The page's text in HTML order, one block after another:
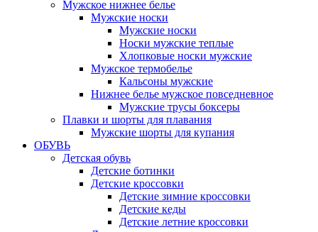
Мужское нижнее белье
Мужские носки
Мужские носки
Носки мужские теплые
Хлопковые носки мужские
Мужское термобелье
Кальсоны мужские
Нижнее белье мужское повседневное
Мужские трусы боксеры
Плавки и шорты для плавания
Мужские шорты для купания
ОБУВЬ
Детская обувь
Детские ботинки
Детские кроссовки
Детские зимние кроссовки
Детские кеды
Детские летние кроссовки